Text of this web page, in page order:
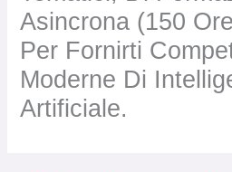
Asincrona (150
Per Fornirti
Moderne Di
Artificiale.